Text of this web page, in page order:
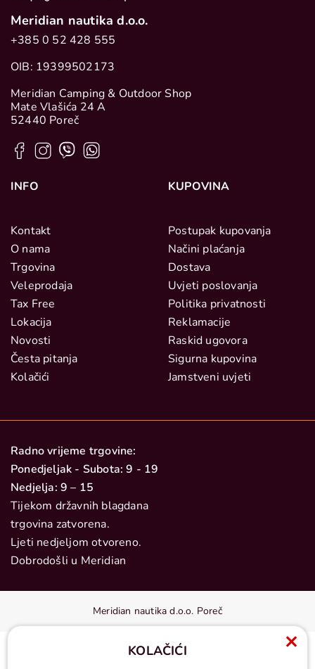
Meridian nautika d.o.o.
+385 0 52 428 555
OIB: 19399502173
Meridian Camping & Outdoor Shop
Mate Vlašića 24 A
52440 Poreč
INFO
Kontakt
O nama
Trgovina
Veleprodaja
Tax Free
Lokacija
Novosti
Česta pitanja
Kolačići
KUPOVINA
Postupak kupovanja
Načini plaćanja
Dostava
Uvjeti poslovanja
Politika privatnosti
Reklamacije
Raskid ugovora
Sigurna kupovina
Jamstveni uvjeti
Radno vrijeme trgovine:
Ponedjeljak - Subota: 9 - 19
Nedjelja: 9 – 15
Tijekom državnih blagdana
trgovina zatvorena.
Ljeti nedjeljom otvoreno.
Dobrodošli u Meridian
Meridian nautika d.o.o. Poreč
KOLAČIĆI